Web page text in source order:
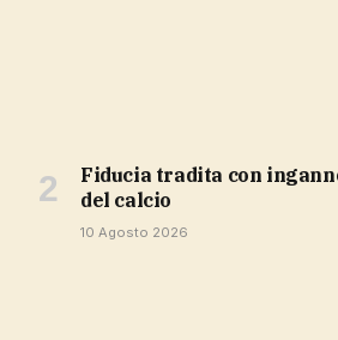
Fiducia tradita con inganno, onorare unità
del calcio
10 Agosto 2026